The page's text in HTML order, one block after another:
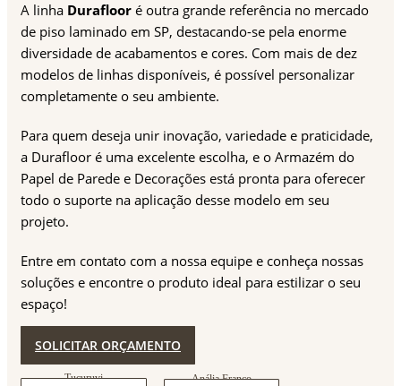
A linha Durafloor é outra grande referência no mercado
de piso laminado em SP, destacando-se pela enorme
diversidade de acabamentos e cores. Com mais de dez
modelos de linhas disponíveis, é possível personalizar
completamente o seu ambiente.
Para quem deseja unir inovação, variedade e praticidade,
a Durafloor é uma excelente escolha, e o Armazém do
Papel de Parede e Decorações está pronta para oferecer
todo o suporte na aplicação desse modelo em seu
projeto.
Entre em contato com a nossa equipe e conheça nossas
soluções e encontre o produto ideal para estilizar o seu
espaço!
SOLICITAR ORÇAMENTO